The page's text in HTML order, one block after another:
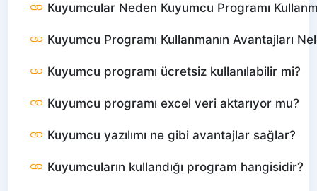
Kuyumcular Neden Kuyumcu Programı
Kuyumcu Programı Kullanmanın Avantajları
Kuyumcu programı ücretsiz kullanılabilir mi?
Kuyumcu programı excel veri aktarıyor mu?
Kuyumcu yazılımı ne gibi avantajlar sağlar?
Kuyumcuların kullandığı program hangisidir?